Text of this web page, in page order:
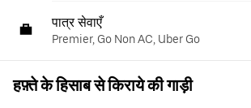
पात्र सेवाएँ
Premier, Go Non AC, Uber Go
हफ़्ते के हिसाब से किराये की गाड़ी